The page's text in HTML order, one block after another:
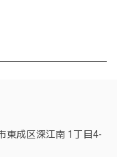
東成区深江南 1丁目4-